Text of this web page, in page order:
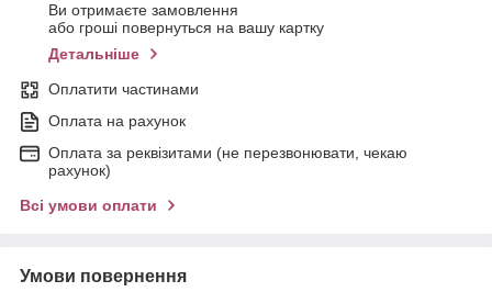
Ви отримаєте замовлення
або гроші повернуться на вашу картку
Детальніше
Оплатити частинами
Оплата на рахунок
Оплата за реквізитами (не перезвонювати, чекаю
рахунок)
Всі умови оплати
Умови повернення